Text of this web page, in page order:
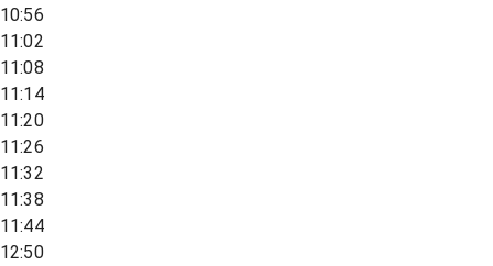
10:56
11:02
11:08
11:14
11:20
11:26
11:32
11:38
11:44
12:50